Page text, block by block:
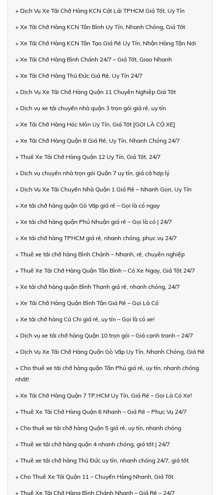
+ Dịch Vụ Xe Tải Chở Hàng KCN Cát Lái TPHCM Giá Tốt, Uy Tín
+ Xe Tải Chở Hàng KCN Tân Bình Uy Tín, Nhanh Chóng, Giá Tốt
+ Xe Tải Chở Hàng KCN Tân Tạo Giá Rẻ Uy Tín, Nhận Hàng Tận Nơi
+ Xe Tải Chở Hàng Bình Chánh 24/7 – Giá Tốt, Giao Nhanh
+ Xe Tải Chở Hàng Thủ Đức Giá Rẻ, Uy Tín 24/7
+ Dịch Vụ Xe Tải Chở Hàng Quận 11 Chuyên Nghiệp Giá Tốt
+ Dịch vụ xe tải chuyển nhà quận 3 trọn gói giá rẻ, uy tín
+ Xe Tải Chở Hàng Hóc Môn Uy Tín, Giá Tốt [GỌI LÀ CÓ XE]
+ Xe Tải Chở Hàng Quận 8 Giá Rẻ, Uy Tín, Nhanh Chóng 24/7
+ Thuê Xe Tải Chở Hàng Quận 12 Uy Tín, Giá Tốt, 24/7
+ Dịch vụ chuyển nhà trọn gói Quận 7 uy tín, giá cả hợp lý
+ Dịch Vụ Xe Tải Chuyển Nhà Quận 1 Giá Rẻ – Nhanh Gọn, Uy Tín
+ Xe tải chở hàng quận Gò Vấp giá rẻ – Gọi là có ngay
+ Xe tải chở hàng quận Phú Nhuận giá rẻ – Gọi là có | 24/7
+ Xe tải chở hàng TPHCM giá rẻ, nhanh chóng, phục vụ 24/7
+ Thuê xe tải chở hàng Bình Chánh – Nhanh, rẻ, chuyên nghiệp
+ Thuê Xe Tải Chở Hàng Quận Tân Bình – Có Xe Ngay, Giá Tốt 24/7
+ Xe tải chở hàng quận Bình Thạnh giá rẻ, nhanh chóng, 24/7
+ Xe Tải Chở Hàng Quận Bình Tân Giá Rẻ – Gọi Là Có
+ Xe tải chở hàng Củ Chi giá rẻ, uy tín – Gọi là có xe!
+ Dịch vụ xe tải chở hàng Quận 10 trọn gói – Giá cạnh tranh – 24/7
+ Dịch Vụ Xe Tải Chở Hàng Quận Gò Vấp Uy Tín, Nhanh Chóng, Giá Rẻ
+ Cho thuê xe tải chở hàng quận Tân Phú giá rẻ, uy tín, nhanh chóng
nhất!
+ Xe Tải Chở Hàng Quận 7 TP.HCM Uy Tín, Giá Rẻ – Gọi Là Có Xe!
+ Thuê Xe Tải Chở Hàng Quận 6 Nhanh – Giá Rẻ – Phục Vụ 24/7
+ Cho thuê xe tải chở hàng Quận 5 giá rẻ, uy tín, nhanh chóng
+ Thuê xe tải chở hàng quận 4 nhanh chóng, giá tốt | 24/7
+ Thuê xe tải chở hàng Thủ Đức uy tín, nhanh chóng 24/7, giá tốt
+ Cho Thuê Xe Tải Quận 11 – Chuyển Hàng Nhanh, Giá Tốt
+ Thuê Xe Tải Chở Hàng Bình Chánh Nhanh – Giá Rẻ – 24/7